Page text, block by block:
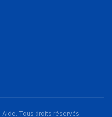
Tous droits réservés.